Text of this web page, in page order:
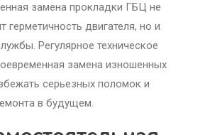
замена прокладки ГБЦ не
герметичность двигателя, но и
Регулярное техническое
замена изношенных
серьезных поломок и
в будущем.